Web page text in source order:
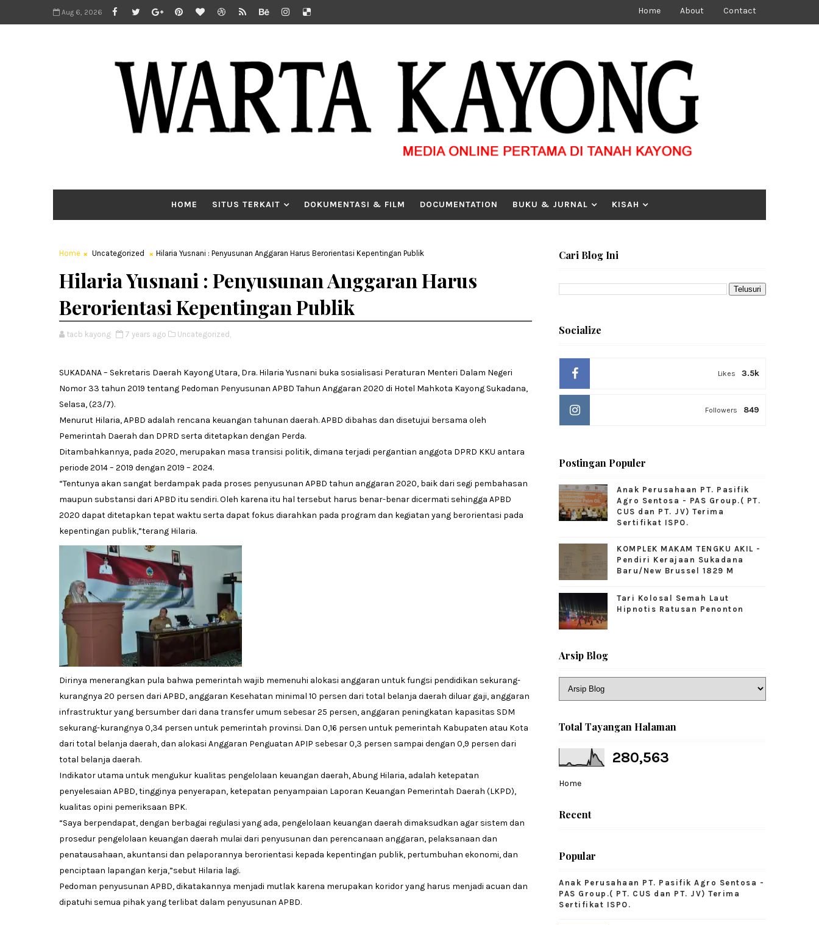
Aug 6, 2026 Home About Contact
HOME SITUS TERKAIT DOKUMENTASI & FILM DOCUMENTATION BUKU & JURNAL KISAH
Home Uncategorized Hilaria Yusnani : Penyusunan Anggaran Harus Berorientasi Kepentingan Publik
Hilaria Yusnani : Penyusunan Anggaran Harus
Berorientasi Kepentingan Publik
tacb kayong 7 years ago Uncategorized,
SUKADANA – Sekretaris Daerah Kayong Utara, Dra. Hilaria Yusnani buka sosialisasi Peraturan Menteri Dalam Negeri
Nomor 33 tahun 2019 tentang Pedoman Penyusunan APBD Tahun Anggaran 2020 di Hotel Mahkota Kayong Sukadana,
Selasa, (23/7).
Menurut Hilaria, APBD adalah rencana keuangan tahunan daerah. APBD dibahas dan disetujui bersama oleh
Pemerintah Daerah dan DPRD serta ditetapkan dengan Perda.
Ditambahkannya, pada 2020, merupakan masa transisi politik, dimana terjadi pergantian anggota DPRD KKU antara
periode 2014 – 2019 dengan 2019 – 2024.
“Tentunya akan sangat berdampak pada proses penyusunan APBD tahun anggaran 2020, baik dari segi pembahasan
maupun substansi dari APBD itu sendiri. Oleh karena itu hal tersebut harus benar-benar dicermati sehingga APBD
2020 dapat ditetapkan tepat waktu serta dapat fokus diarahkan pada program dan kegiatan yang berorientasi pada
kepentingan publik,”terang Hilaria.
Dirinya menerangkan pula bahwa pemerintah wajib memenuhi alokasi anggaran untuk fungsi pendidikan sekurang-
kurangnya 20 persen dari APBD, anggaran Kesehatan minimal 10 persen dari total belanja daerah diluar gaji, anggaran
infrastruktur yang bersumber dari dana transfer umum sebesar 25 persen, anggaran peningkatan kapasitas SDM
sekurang-kurangnya 0,34 persen untuk pemerintah provinsi. Dan 0,16 persen untuk pemerintah Kabupaten atau Kota
dari total belanja daerah, dan alokasi Anggaran Penguatan APIP sebesar 0,3 persen sampai dengan 0,9 persen dari
total belanja daerah.
Indikator utama untuk mengukur kualitas pengelolaan keuangan daerah, Abung Hilaria, adalah ketepatan
penyelesaian APBD, tingginya penyerapan, ketepatan penyampaian Laporan Keuangan Pemerintah Daerah (LKPD),
kualitas opini pemeriksaan BPK.
“Saya berpendapat, dengan berbagai regulasi yang ada, pengelolaan keuangan daerah dimaksudkan agar sistem dan
prosedur pengelolaan keuangan daerah mulai dari penyusunan dan perencanaan anggaran, pelaksanaan dan
penatausahaan, akuntansi dan pelaporannya berorientasi kepada kepentingan publik, pertumbuhan ekonomi, dan
penciptaan lapangan kerja,”sebut Hilaria lagi.
Pedoman penyusunan APBD, dikatakannya menjadi mutlak karena merupakan koridor yang harus menjadi acuan dan
dipatuhi semua pihak yang terlibat dalam penyusunan APBD.
Cari Blog Ini
Socialize
3.5k
Likes
849
Followers
Postingan Populer
Anak Perusahaan PT. Pasifik
Agro Sentosa - PAS Group.( PT.
CUS dan PT. JV) Terima
Sertifikat ISPO.
KOMPLEK MAKAM TENGKU AKIL -
Pendiri Kerajaan Sukadana
Baru/New Brussel 1829 M
Tari Kolosal Semah Laut
Hipnotis Ratusan Penonton
Arsip Blog
Total Tayangan Halaman
280,563
Home
Recent
Popular
Anak Perusahaan PT. Pasifik Agro Sentosa -
PAS Group.( PT. CUS dan PT. JV) Terima
Sertifikat ISPO.